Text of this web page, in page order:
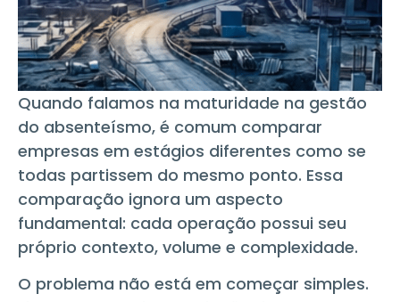
Quando falamos na maturidade na gestão
do absenteísmo, é comum comparar
empresas em estágios diferentes como se
todas partissem do mesmo ponto. Essa
comparação ignora um aspecto
fundamental: cada operação possui seu
próprio contexto, volume e complexidade.
O problema não está em começar simples.